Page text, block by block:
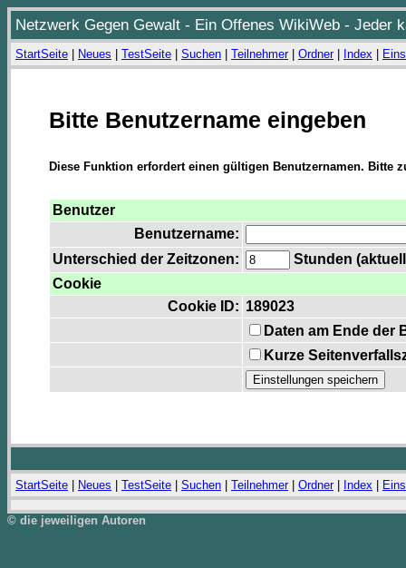
Netzwerk Gegen Gewalt - Ein Offenes WikiWeb - Jeder
StartSeite Neues TestSeite Suchen Teilnehmer| Ordner| Index
Bitte Benutzername eingeben
Diese Funktion erfordert einen gültigen Benutzernamen. Bitte
Benutzer
Benutzername:
Unterschied der Zeitzonen:
Stunden
Cookie
Cookie ID: 189023
Daten am Ende der
Kurze
StartSeite Neues TestSeite Suchen Teilnehmer| Ordner| Index
© die jeweiligen Autoren